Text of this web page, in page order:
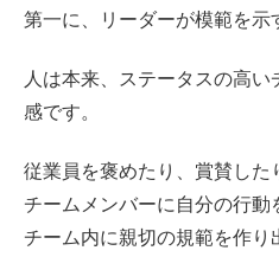
第一に、リーダーが模範を示
人は本来、ステータスの高
感です。
従業員を褒めたり、賞賛した
チームメンバーに自分の行動
チーム内に親切の規範を作り